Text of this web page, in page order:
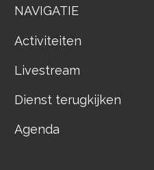
NAVIGATIE
Activiteiten
Livestream
Dienst terugkijken
Agenda